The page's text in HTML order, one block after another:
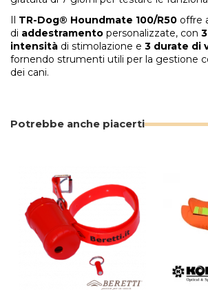
Il TR-Dog® Houndmate 100/R50 offre
di addestramento personalizzate, con
intensità di stimolazione e 3 durate di
fornendo strumenti utili per la gestione
dei cani.
Potrebbe anche piacerti